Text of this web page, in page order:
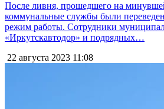
После ливня, прошедшего на
коммунальные службы были
режим работы. Сотрудники
«Иркутскавтодор» и подрядных…
22 августа 2023 11:08